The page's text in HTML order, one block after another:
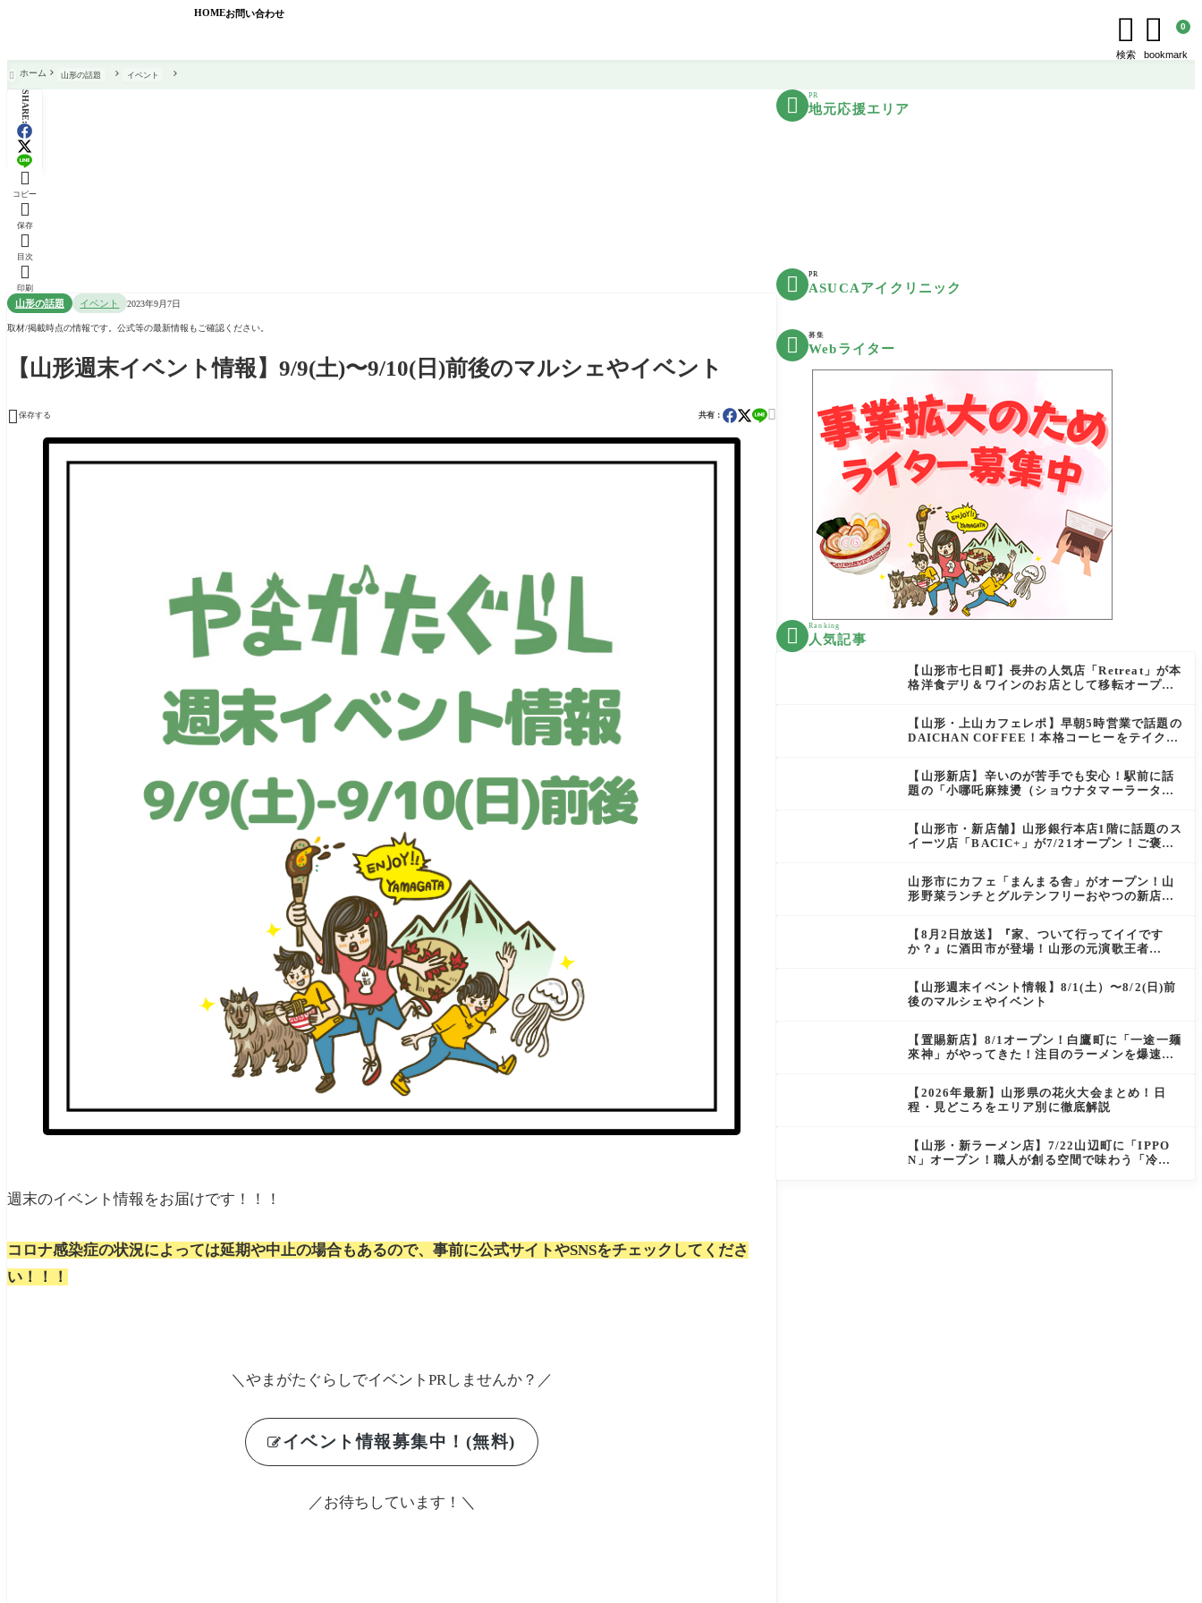
HOMEお問い合わせ 
検索
 0
bookmark
 ホーム 山形の話題 イベント
SHARE:

コピー

保存

目次

印刷
山形の話題 イベント 2023年9月7日
取材/掲載時点の情報です。公式等の最新情報もご確認ください。
【山形週末イベント情報】9/9(土)〜9/10(日)前後のマルシェやイベント
 保存する 共有： 
週末のイベント情報をお届けです！！！
コロナ感染症の状況によっては延期や中止の場合もあるので、事前に公式サイトやSNSをチェックしてくださ
い！！！
＼やまがたぐらしでイベントPRしませんか？／
イベント情報募集中！(無料)
／お待ちしています！＼
 PR
地元応援エリア
 PR
ASUCAアイクリニック
 募集
Webライター
 Ranking
人気記事
【山形市七日町】長井の人気店「Retreat」が本
格洋食デリ＆ワインのお店として移転オープン
【山形・上山カフェレポ】早朝5時営業で話題の
DAICHAN COFFEE！本格コーヒーをテイクア
【山形新店】辛いのが苦手でも安心！駅前に話
題の「小哪吒麻辣燙（ショウナタマーラータ
【山形市・新店舗】山形銀行本店1階に話題のス
イーツ店「BACIC+」が7/21オープン！ご褒美
山形市にカフェ「まんまる舎」がオープン！山
形野菜ランチとグルテンフリーおやつの新店情
【8月2日放送】『家、ついて行ってイイです
か？』に酒田市が登場！山形の元演歌王者
【山形週末イベント情報】8/1(土）〜8/2(日)前
後のマルシェやイベント
【置賜新店】8/1オープン！白鷹町に「一途一麺
來神」がやってきた！注目のラーメンを爆速実
【2026年最新】山形県の花火大会まとめ！日
程・見どころをエリア別に徹底解説
【山形・新ラーメン店】7/22山辺町に「IPPO
N」オープン！職人が創る空間で味わう「冷た